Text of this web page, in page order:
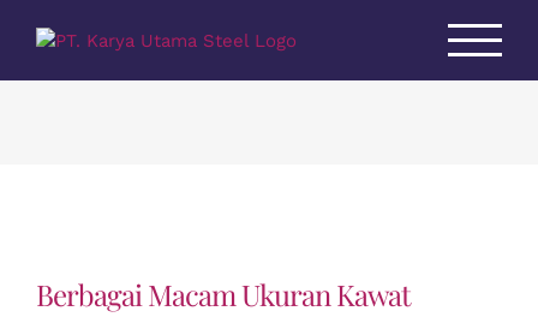
Berbagai Macam Ukuran Kawat